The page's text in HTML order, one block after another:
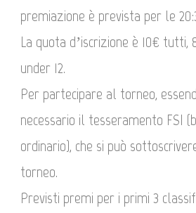
premiazione è prevista per le
La quota d’iscrizione è 10€ tutti,
under 12.
Per partecipare al torneo,
necessario il tesseramento FSI
ordinario), che si può
torneo.
Previsti premi per i primi 3